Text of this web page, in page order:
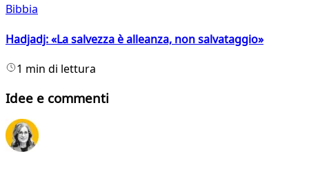
Bibbia
Hadjadj: «La salvezza è alleanza, non salvataggio»
1 min di lettura
Idee e commenti